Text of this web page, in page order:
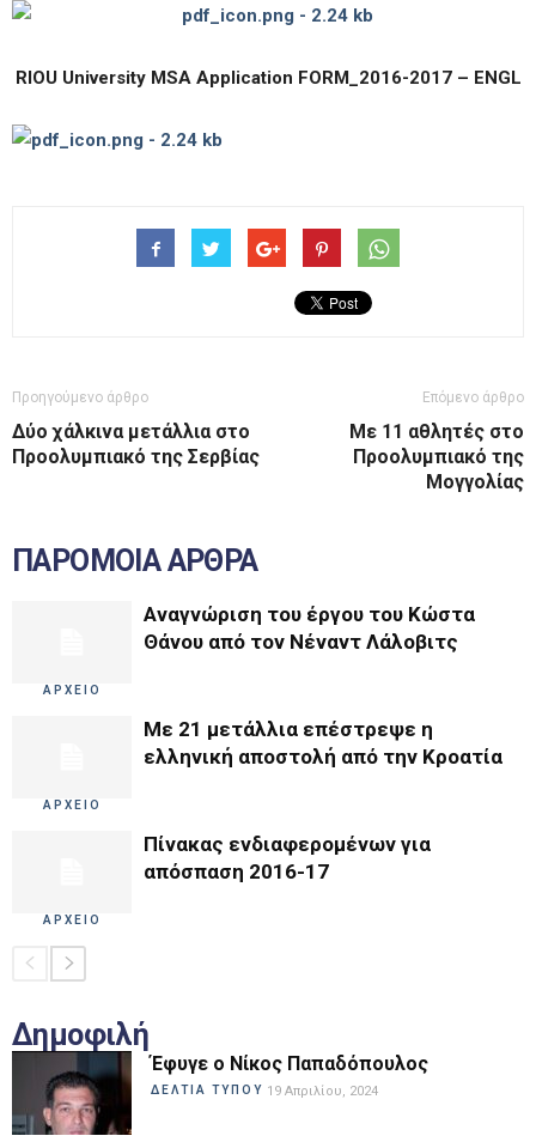
RIOU University MSA Application FORM_2016-2017 – ENGL
Προηγούμενο άρθρο
Δύο χάλκινα μετάλλια στο
Προολυμπιακό της Σερβίας
Επόμενο άρθρο
Με 11 αθλητές στο
Προολυμπιακό της
Μογγολίας
ΠΑΡΟΜΟΙΑ ΑΡΘΡΑ
ΑΡΧΕΙΟ
Αναγνώριση του έργου του Κώστα
Θάνου από τον Νέναντ Λάλοβιτς
ΑΡΧΕΙΟ
Με 21 μετάλλια επέστρεψε η
ελληνική αποστολή από την Κροατία
ΑΡΧΕΙΟ
Πίνακας ενδιαφερομένων για
απόσπαση 2016-17
Δημοφιλή
Έφυγε ο Νίκος Παπαδόπουλος
ΔΕΛΤΙΑ ΤΥΠΟΥ 19 Απριλίου, 2024